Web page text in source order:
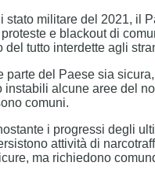
stato militare del 2021, il
e blackout di
tutto interdette agli
parte del Paese sia
alcune aree del
comuni.
i progressi degli
attività di
ma richiedono